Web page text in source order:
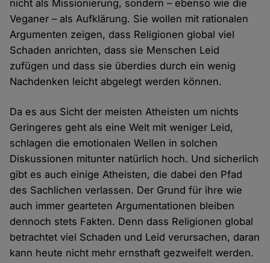
nicht als Missionierung, sondern – ebenso wie die
Veganer – als Aufklärung. Sie wollen mit rationalen
Argumenten zeigen, dass Religionen global viel
Schaden anrichten, dass sie Menschen Leid
zufügen und dass sie überdies durch ein wenig
Nachdenken leicht abgelegt werden können.
Da es aus Sicht der meisten Atheisten um nichts
Geringeres geht als eine Welt mit weniger Leid,
schlagen die emotionalen Wellen in solchen
Diskussionen mitunter natürlich hoch. Und sicherlich
gibt es auch einige Atheisten, die dabei den Pfad
des Sachlichen verlassen. Der Grund für ihre wie
auch immer gearteten Argumentationen bleiben
dennoch stets Fakten. Denn dass Religionen global
betrachtet viel Schaden und Leid verursachen, daran
kann heute nicht mehr ernsthaft gezweifelt werden.